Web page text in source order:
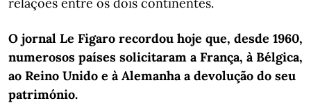
O jornal Le Figaro recordou hoje que, desde 1960,
numerosos países solicitaram a França, à Bélgica,
ao Reino Unido e à Alemanha a devolução do seu
património.